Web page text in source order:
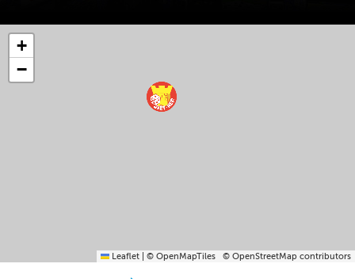
+
−
Leaflet © OpenMapTiles © OpenStreetMap contributors